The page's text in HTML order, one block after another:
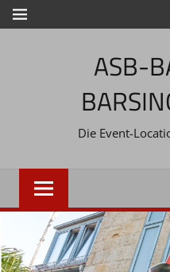
Zum
Inhalt
MENÜ
ASB-
Die Event-